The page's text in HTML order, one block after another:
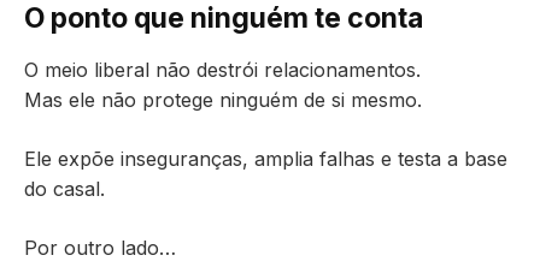
O ponto que ninguém te conta
O meio liberal não destrói relacionamentos.
Mas ele não protege ninguém de si mesmo.
Ele expõe inseguranças, amplia falhas e testa a base
do casal.
Por outro lado…